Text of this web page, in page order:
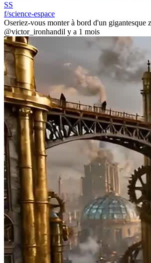
SS
f/science-espace
Oseriez-vous monter à bord d'un gigantesque
@victor_ironhandil y a 1 mois